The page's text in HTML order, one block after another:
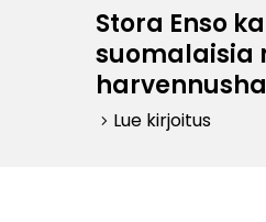
Stora Enso
suomalaisia
keyboard_arrow_right Lue kirjoitus